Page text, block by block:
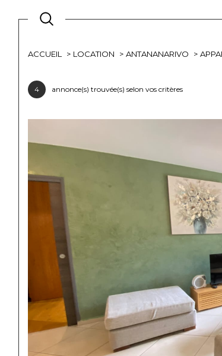
ACCUEIL LOCATION ANTANANARIVO
4 annonce(s) trouvée(s) selon vos critères